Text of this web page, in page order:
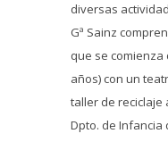
diversas
Gª Sainz
que se comienza
años) con un
taller de reciclaje
Dpto. de Infancia